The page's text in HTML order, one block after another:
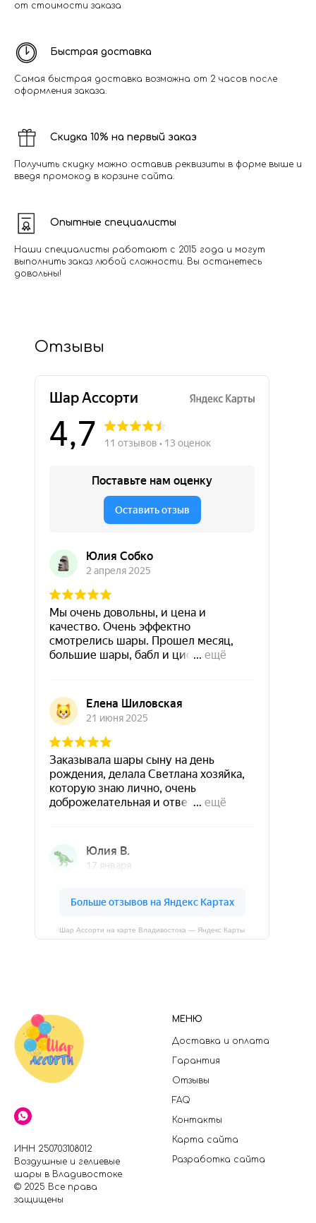
от стоимости заказа
Быстрая доставка
Самая быстрая доставка возможна от 2 часов после
оформления заказа.
Скидка 10% на первый заказ
Получить скидку можно оставив реквизиты в форме выше и
введя промокод в корзине сайта.
Опытные специалисты
Наши специалисты работают с 2015 года и могут
выполнить заказ любой сложности. Вы останетесь
довольны!
Отзывы
Шар Ассорти на карте Владивостока — Яндекс Карты
ИНН 250703108012
Воздушные и гелиевые
шары в Владивостоке
© 2025 Все права
защищены
МЕНЮ
Доставка и оплата
Гарантия
Отзывы
FAQ
Контакты
Карта сайта
Разработка сайта